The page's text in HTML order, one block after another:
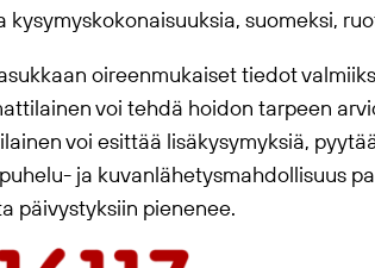
kysymyskokonaisuuksia, suomeksi,
oireenmukaiset tiedot
voi tehdä hoidon tarpeen
voi esittää lisäkysymyksiä,
ja kuvanlähetysmahdollisuus
päivystyksiin pienenee.